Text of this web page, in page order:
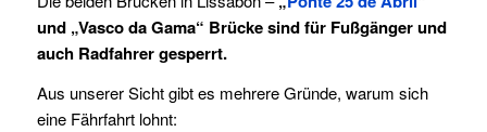
und „Vasco da Gama“ Brücke sind für Fußgänger und
auch Radfahrer gesperrt.
Aus unserer Sicht gibt es mehrere Gründe, warum sich
eine Fährfahrt lohnt: